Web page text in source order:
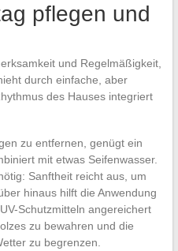
pflegen und
und Regelmäßigkeit,
durch einfache, aber
des Hauses integriert
zu entfernen, genügt ein
mit etwas Seifenwasser.
Sanftheit reicht aus, um
hinaus hilft die Anwendung
Schutzmitteln angereichert
zu bewahren und die
zu begrenzen.